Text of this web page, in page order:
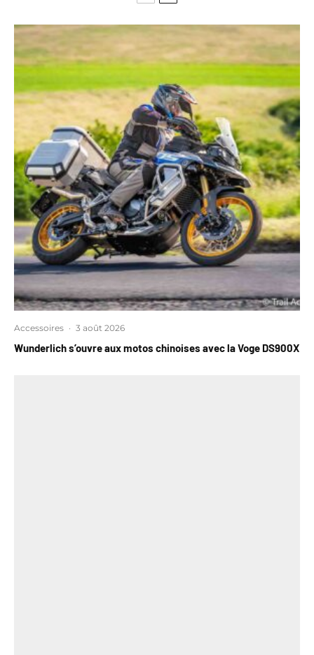
Accessoires · 3 août 2026
Wunderlich s’ouvre aux motos chinoises avec la Voge DS900X